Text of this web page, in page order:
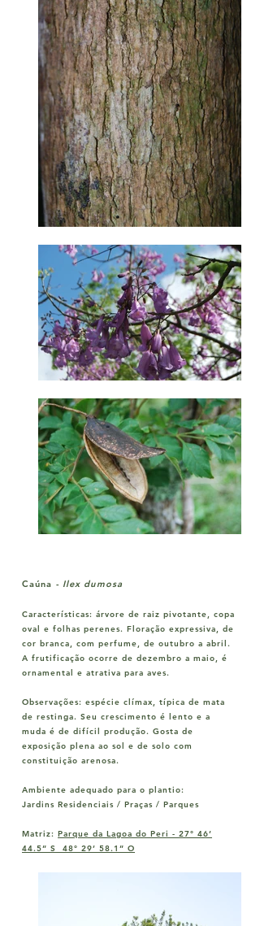
Caúna - Ilex dumosa
Características: árvore de raiz pivotante, copa
oval e folhas perenes. Floração expressiva, de
cor branca, com perfume, de outubro a abril.
A frutificação ocorre de dezembro a maio, é
ornamental e atrativa para aves.
Observações: espécie clímax, típica de mata
de restinga. Seu crescimento é lento e a
muda é de difícil produção. Gosta de
exposição plena ao sol e de solo com
constituição arenosa.
Ambiente adequado para o plantio:
Jardins Residenciais / Praças / Parques
Matriz: Parque da Lagoa do Peri - 27° 46’
44.5” S 48° 29’ 58.1” O